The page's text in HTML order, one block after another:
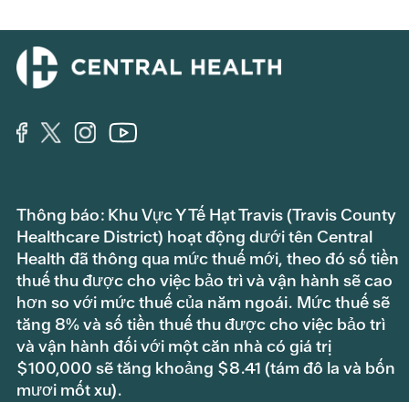
Thông báo: Khu Vực Y Tế Hạt Travis (Travis County
Healthcare District) hoạt động dưới tên Central
Health đã thông qua mức thuế mới, theo đó số tiền
thuế thu được cho việc bảo trì và vận hành sẽ cao
hơn so với mức thuế của năm ngoái. Mức thuế sẽ
tăng 8% và số tiền thuế thu được cho việc bảo trì
và vận hành đối với một căn nhà có giá trị
$100,000 sẽ tăng khoảng $8.41 (tám đô la và bốn
mươi mốt xu).